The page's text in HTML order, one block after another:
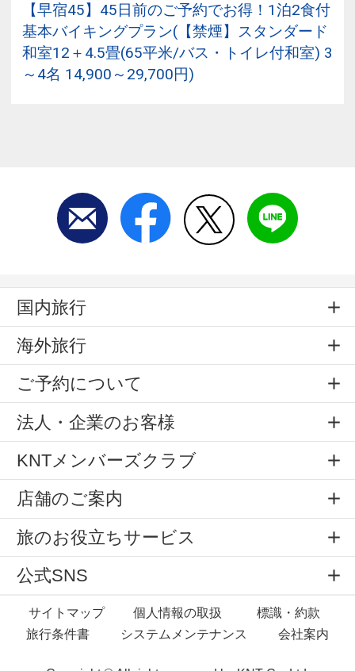
【早宿45】45日前のご予約でお得！1泊2食付
基本バイキングプラン(【禁煙】スタンダード
和室12＋4.5畳(65平米/バス・トイレ付和室) 3
～4名 14,900～29,700円)
国内旅行
海外旅行
ご予約について
法人・企業のお客様
KNTメンバーズクラブ
店舗のご案内
旅のお役立ちサービス
公式SNS
サイトマップ 個人情報の取扱
標識・約款
旅行条件書
システムメンテナンス 会社案内